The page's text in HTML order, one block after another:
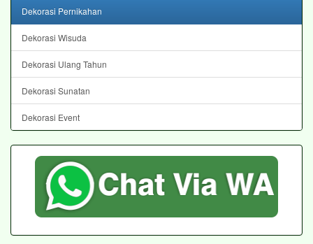
Dekorasi Pernikahan
Dekorasi Wisuda
Dekorasi Ulang Tahun
Dekorasi Sunatan
Dekorasi Event